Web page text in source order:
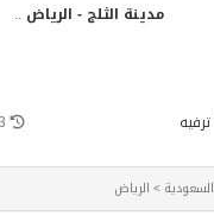
مدينة الثلج - الرياض ..
ترفيه 3 سنوات
السعودية > الرياض